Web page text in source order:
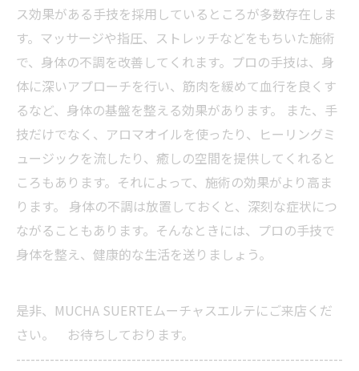
ス効果がある手技を採用しているところが多数存在しま
す。マッサージや指圧、ストレッチなどをもちいた施術
で、身体の不調を改善してくれます。プロの手技は、身
体に深いアプローチを行い、筋肉を緩めて血行を良くす
るなど、身体の基盤を整える効果があります。 また、手
技だけでなく、アロマオイルを使ったり、ヒーリングミ
ュージックを流したり、癒しの空間を提供してくれると
ころもあります。それによって、施術の効果がより高ま
ります。 身体の不調は放置しておくと、深刻な症状につ
ながることもあります。そんなときには、プロの手技で
身体を整え、健康的な生活を送りましょう。
是非、MUCHA SUERTEムーチャスエルテにご来店くだ
さい。 お待ちしております。
--------------------------------------------------------------------